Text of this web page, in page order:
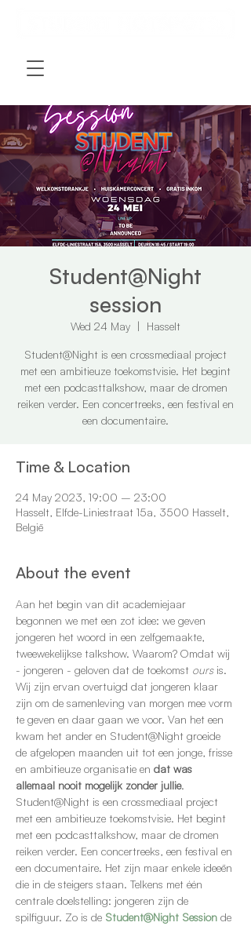
Student@Night
session
Wed 24 May
  |
Hasselt
Student@Night is een crossmediaal project
met een ambitieuze toekomstvisie. Het begint
met een podcasttalkshow, maar de dromen
reiken verder. Een concertreeks, een festival en
een documentaire.
Time & Location
24 May 2023, 19:00 – 23:00
Hasselt, Elfde-Liniestraat 15a, 3500 Hasselt,
België
About the event
Aan het begin van dit academiejaar
begonnen we met een zot idee: we geven
jongeren het woord in een zelfgemaakte,
tweewekelijkse talkshow. Waarom? Omdat wij
- jongeren - geloven dat de toekomst ours is.
Wij zijn ervan overtuigd dat jongeren klaar
zijn om de samenleving van morgen mee vorm
te geven en daar gaan we voor. Van het een
kwam het ander en Student@Night groeide
de afgelopen maanden uit tot een jonge, frisse
en ambitieuze organisatie en dat was
allemaal nooit mogelijk zonder jullie.
Student@Night is een crossmediaal project
met een ambitieuze toekomstvisie. Het begint
met een podcasttalkshow, maar de dromen
reiken verder. Een concertreeks, een festival en
een documentaire. Het zijn maar enkele ideeën
die in de steigers staan. Telkens met één
centrale doelstelling: jongeren zijn de
spilfiguur. Zo is de Student@Night Session de